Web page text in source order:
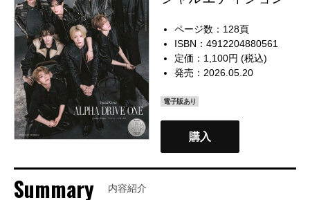
ページ数：128頁
ISBN：4912204880561
定価：1,100円 (税込)
発売：2026.05.20
電子版あり
購入
Summary 内容紹介